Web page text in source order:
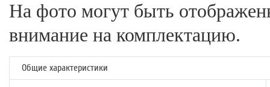
На фото могут быть
внимание на комплектацию.
Общие характеристики